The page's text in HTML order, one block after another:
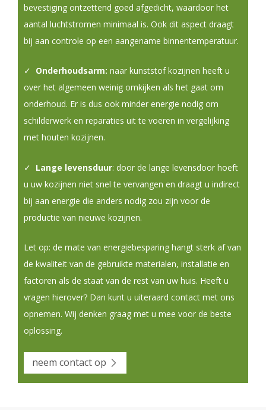
bevestiging ontzettend goed afgedicht, waardoor het
aantal luchtstromen minimaal is. Ook dit aspect draagt
bij aan controle op een aangename binnentemperatuur.
✓ Onderhoudsarm: naar kunststof kozijnen heeft u
over het algemeen weinig omkijken als het gaat om
onderhoud. Er is dus ook minder energie nodig om
schilderwerk en reparaties uit te voeren in vergelijking
met houten kozijnen.
✓ Lange levensduur: door de lange levensdoor hoeft
u uw kozijnen niet snel te vervangen en draagt u indirect
bij aan energie die anders nodig zou zijn voor de
productie van nieuwe kozijnen.
Let op: de mate van energiebesparing hangt sterk af van
de kwaliteit van de gebruikte materialen, installatie en
factoren als de staat van de rest van uw huis. Heeft u
vragen hierover? Dan kunt u uiteraard contact met ons
opnemen. Wij denken graag met u mee voor de beste
oplossing.
neem contact op